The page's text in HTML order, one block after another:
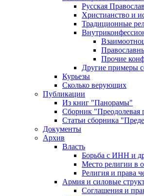
Русская
Христианство и
Традиционные
Прочие
Другие примеры
Курьезы
Сколько верующих
Публикации
Из книг "Панорамы"
Сборник "Преодолевая
Статьи сборника
Документы
Архив
Власть
Борьба с ИНН и
Место религии в
Религия и права
Армия и силовые
Соглашения и